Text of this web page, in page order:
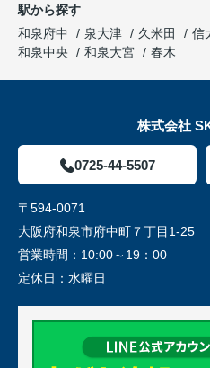
駅から探す
和泉府中
泉大津 久米田 信
和泉中央
和泉大宮 春木
株式会社
0725-44-5507
〒594-0071
大阪府和泉市府中町７丁目1-25
営業時間： 10:00～19：00
定休日： 水曜日